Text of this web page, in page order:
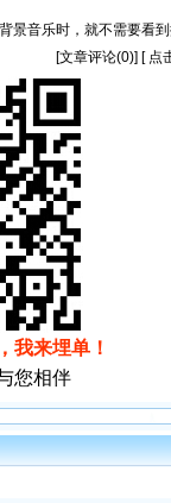
音乐时，就不需要看到
[文章评论(0)] [ 点
我来埋单！
您相伴